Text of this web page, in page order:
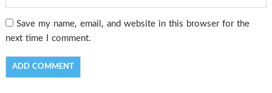
Save my name, email, and website in this browser for the
next time I comment.